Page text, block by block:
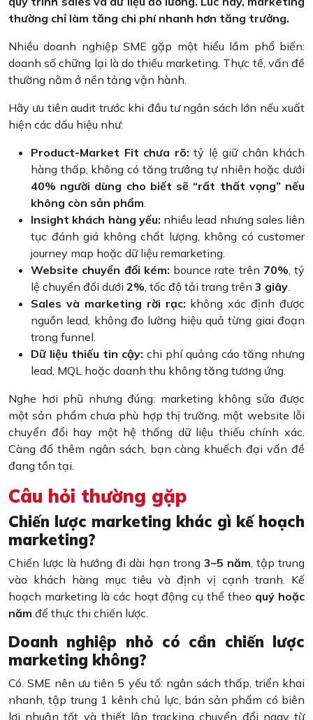
thường chỉ làm tăng chi phí nhanh hơn tăng trưởng.
Nhiều doanh nghiệp SME gặp một hiểu lầm phổ biến:
doanh số chững lại là do thiếu marketing. Thực tế, vấn đề
thường nằm ở nền tảng vận hành.
Hãy ưu tiên audit trước khi đầu tư ngân sách lớn nếu xuất
hiện các dấu hiệu như:
Product-Market Fit chưa rõ: tỷ lệ giữ chân khách
hàng thấp, không có tăng trưởng tự nhiên hoặc dưới
40% người dùng cho biết sẽ “rất thất vọng” nếu
không còn sản phẩm.
Insight khách hàng yếu: nhiều lead nhưng sales liên
tục đánh giá không chất lượng, không có customer
journey map hoặc dữ liệu remarketing.
Website chuyển đổi kém: bounce rate trên 70%, tỷ
lệ chuyển đổi dưới 2%, tốc độ tải trang trên 3 giây.
Sales và marketing rời rạc: không xác định được
nguồn lead, không đo lường hiệu quả từng giai đoạn
trong funnel.
Dữ liệu thiếu tin cậy: chi phí quảng cáo tăng nhưng
lead, MQL hoặc doanh thu không tăng tương ứng.
Nghe hơi phũ nhưng đúng: marketing không sửa được
một sản phẩm chưa phù hợp thị trường, một website lỗi
chuyển đổi hay một hệ thống dữ liệu thiếu chính xác.
Càng đổ thêm ngân sách, bạn càng khuếch đại vấn đề
đang tồn tại.
Câu hỏi thường gặp
Chiến lược marketing khác gì kế hoạch
marketing?
Chiến lược là hướng đi dài hạn trong 3–5 năm, tập trung
vào khách hàng mục tiêu và định vị cạnh tranh. Kế
hoạch marketing là các hoạt động cụ thể theo quý hoặc
năm để thực thi chiến lược.
Doanh nghiệp nhỏ có cần chiến lược
marketing không?
Có. SME nên ưu tiên 5 yếu tố: ngân sách thấp, triển khai
nhanh, tập trung 1 kênh chủ lực, bán sản phẩm có biên
lợi nhuận tốt và thiết lập tracking chuyển đổi ngay từ